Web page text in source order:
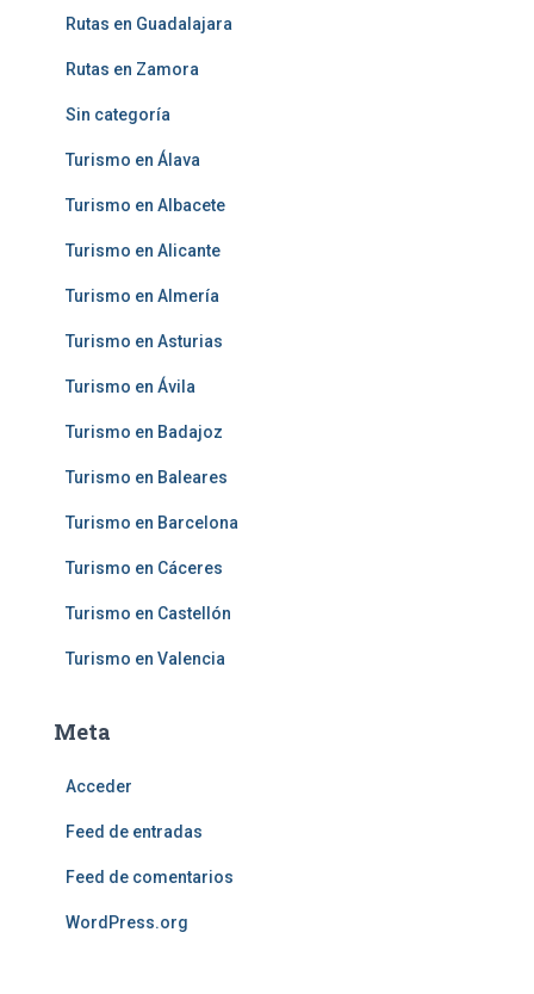
Rutas en Guadalajara
Rutas en Zamora
Sin categoría
Turismo en Álava
Turismo en Albacete
Turismo en Alicante
Turismo en Almería
Turismo en Asturias
Turismo en Ávila
Turismo en Badajoz
Turismo en Baleares
Turismo en Barcelona
Turismo en Cáceres
Turismo en Castellón
Turismo en Valencia
Meta
Acceder
Feed de entradas
Feed de comentarios
WordPress.org